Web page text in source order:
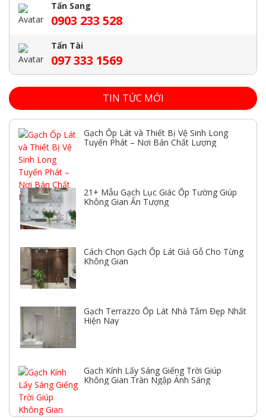
Tấn Sang
0903 233 528
Tấn Tài
097 333 1569
TIN TỨC MỚI
Gạch Ốp Lát và Thiết Bị Vệ Sinh Long
Tuyến Phát – Nơi Bán Chất Lượng
21+ Mẫu Gạch Lục Giác Ốp Tường Giúp
Không Gian Ấn Tượng
Cách Chọn Gạch Ốp Lát Giả Gỗ Cho Từng
Không Gian
Gạch Terrazzo Ốp Lát Nhà Tắm Đẹp Nhất
Hiện Nay
Gạch Kính Lấy Sáng Giếng Trời Giúp
Không Gian Tràn Ngập Ánh Sáng